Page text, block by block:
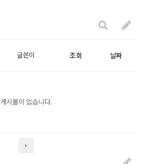
글쓴이 조회 날짜
게시물이 없습니다.